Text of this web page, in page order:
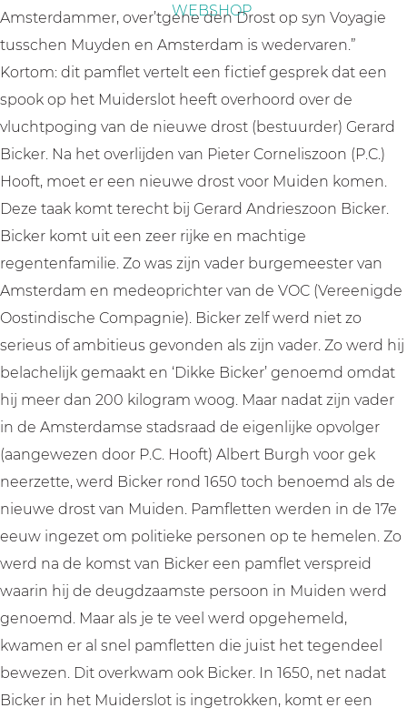
WEBSHOP
Amsterdammer, over’tgene den Drost op syn Voyagie
tusschen Muyden en Amsterdam is wedervaren.”
Kortom: dit pamflet vertelt een fictief gesprek dat een
spook op het Muiderslot heeft overhoord over de
vluchtpoging van de nieuwe drost (bestuurder) Gerard
Bicker. Na het overlijden van Pieter Corneliszoon (P.C.)
Hooft, moet er een nieuwe drost voor Muiden komen.
Deze taak komt terecht bij Gerard Andrieszoon Bicker.
Bicker komt uit een zeer rijke en machtige
regentenfamilie. Zo was zijn vader burgemeester van
Amsterdam en medeoprichter van de VOC (Vereenigde
Oostindische Compagnie). Bicker zelf werd niet zo
serieus of ambitieus gevonden als zijn vader. Zo werd hij
belachelijk gemaakt en ‘Dikke Bicker’ genoemd omdat
hij meer dan 200 kilogram woog. Maar nadat zijn vader
in de Amsterdamse stadsraad de eigenlijke opvolger
(aangewezen door P.C. Hooft) Albert Burgh voor gek
neerzette, werd Bicker rond 1650 toch benoemd als de
nieuwe drost van Muiden. Pamfletten werden in de 17e
eeuw ingezet om politieke personen op te hemelen. Zo
werd na de komst van Bicker een pamflet verspreid
waarin hij de deugdzaamste persoon in Muiden werd
genoemd. Maar als je te veel werd opgehemeld,
kwamen er al snel pamfletten die juist het tegendeel
bewezen. Dit overkwam ook Bicker. In 1650, net nadat
Bicker in het Muiderslot is ingetrokken, komt er een